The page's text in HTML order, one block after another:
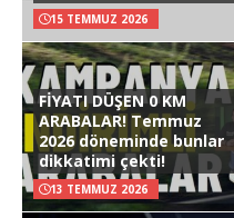
15 TEMMUZ 2026
FİYATI DÜŞEN 0 KM
ARABALAR! Temmuz
2026 döneminde bunlar
dikkatimi çekti!
13 TEMMUZ 2026